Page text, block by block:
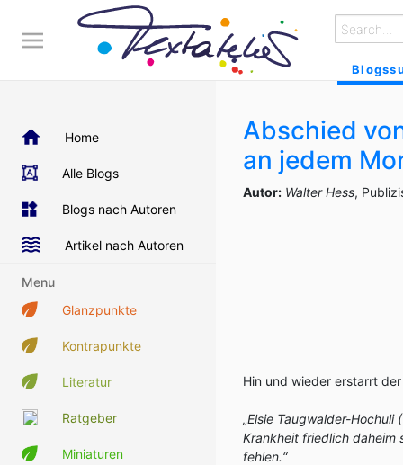
Home
Alle Blogs
Blogs nach Autoren
Artikel nach Autoren
Menu
Glanzpunkte
Kontrapunkte
Literatur
Ratgeber
Miniaturen
Abschied
an jedem
Autor: Walter Hess,
Hin und wieder erstarrt
„Elsie Taugwalder-Hochuli
Krankheit friedlich daheim
fehlen.“